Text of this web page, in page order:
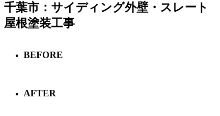
千葉市：サイディング外壁・スレート
屋根塗装工事
BEFORE
AFTER